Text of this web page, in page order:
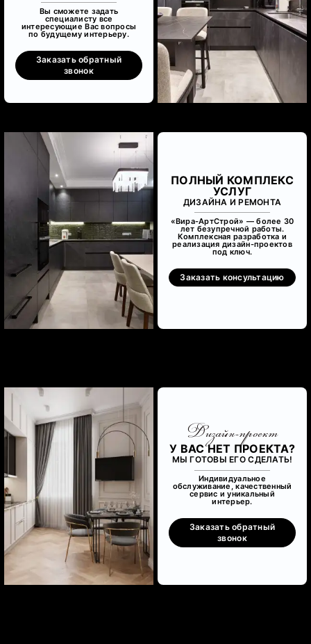
Вы сможете задать
специалисту все
интересующие Вас вопросы
по будущему интерьеру.
Заказать обратный
звонок
ПОЛНЫЙ КОМПЛЕКС
УСЛУГ
ДИЗАЙНА И РЕМОНТА
«Вира-АртСтрой» — более 30
лет безупречной работы.
Комплексная разработка и
реализация дизайн-проектов
под ключ.
Заказать консультацию
Дизайн-проект
У ВАС НЕТ ПРОЕКТА?
МЫ ГОТОВЫ ЕГО СДЕЛАТЬ!
Индивидуальное
обслуживание, качественный
сервис и уникальный
интерьер.
Заказать обратный
звонок